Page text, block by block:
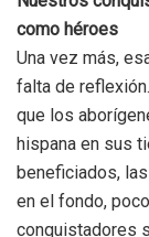
como héroes
Una vez más,
falta de
que los
hispana en sus
beneficiados,
en el fondo,
conquistadores